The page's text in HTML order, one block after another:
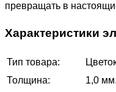
превращать в
Характеристики
Тип товара:
Толщина:
1,0 мм.